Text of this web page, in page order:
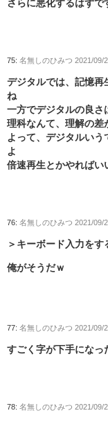
さらに悪化するはずで
75: 名無しのひみつ 2021/09/
デジタルでは、記憶再
ね
一方でデジタルの良さ
理科なんて、理解の差
よって、デジタルい
よ
倍速再生とかやればい
76: 名無しのひみつ 2021/09/
＞キーボード入力を
俺がそうだｗ
77: 名無しのひみつ 2021/09/
すごく字が下手になっ
78: 名無しのひみつ 2021/09/